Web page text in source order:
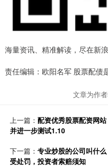
海量资讯、精准解读，尽在新
责任编辑：欧阳名军 股票配债
文章为作
上一篇： 配资优秀股票配资网
并进一步测试1.10
下一篇： 专业炒股的公司叫什
受处罚，投资者索赔须知